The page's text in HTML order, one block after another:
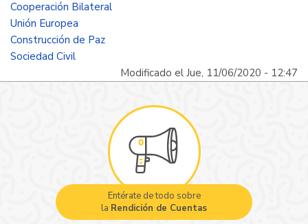
Cooperación Bilateral
Unión Europea
Construcción de Paz
Sociedad Civil
Modificado el Jue, 11/06/2020 - 12:47
Entérate de todo sobre
la Rendición de Cuentas